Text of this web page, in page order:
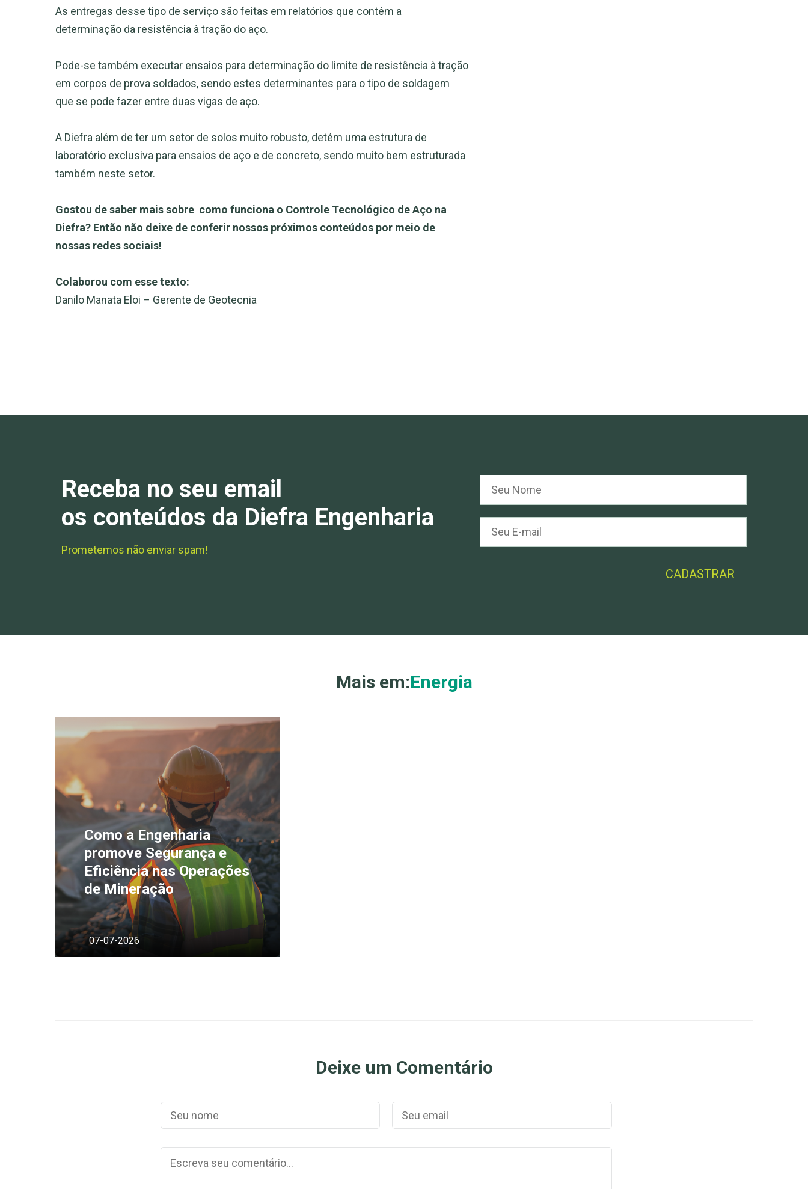
As entregas desse tipo de serviço são feitas em relatórios que contém a
determinação da resistência à tração do aço.
Pode-se também executar ensaios para determinação do limite de resistência à tração
em corpos de prova soldados, sendo estes determinantes para o tipo de soldagem
que se pode fazer entre duas vigas de aço.
A Diefra além de ter um setor de solos muito robusto, detém uma estrutura de
laboratório exclusiva para ensaios de aço e de concreto, sendo muito bem estruturada
também neste setor.
Gostou de saber mais sobre como funciona o Controle Tecnológico de Aço na
Diefra? Então não deixe de conferir nossos próximos conteúdos por meio de
nossas redes sociais!
Colaborou com esse texto:
Danilo Manata Eloi – Gerente de Geotecnia
Receba no seu email
os conteúdos da Diefra Engenharia
Prometemos não enviar spam!
Mais em:Energia
Como a Engenharia
promove Segurança e
Eficiência nas Operações
de Mineração
07-07-2026
Deixe um Comentário